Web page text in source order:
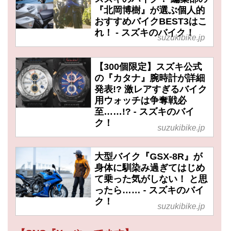
『北岡博樹』が選ぶ個人的
おすすめバイクBEST3はこ
れ！ - スズキのバイク！
suzukibike.jp
【300個限定】スズキ公式
の『カタナ』腕時計が詳細
発表!? 激レアすぎるバイク
用ウォッチは争奪戦必
至……!? - スズキのバイ
ク！
suzukibike.jp
大型バイク『GSX-8R』が
身体に馴染み過ぎてはじめ
て乗った気がしない！ と思
ったら…… - スズキのバイ
ク！
suzukibike.jp